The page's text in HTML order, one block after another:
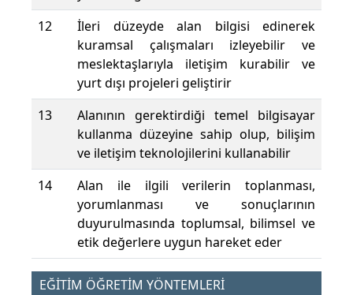
12
İleri düzeyde alan bilgisi edinerek
kuramsal çalışmaları izleyebilir ve
meslektaşlarıyla iletişim kurabilir ve
yurt dışı projeleri geliştirir
13
Alanının gerektirdiği temel bilgisayar
kullanma düzeyine sahip olup, bilişim
ve iletişim teknolojilerini kullanabilir
14
Alan ile ilgili verilerin toplanması,
yorumlanması ve sonuçlarının
duyurulmasında toplumsal, bilimsel ve
etik değerlere uygun hareket eder
EĞİTİM ÖĞRETİM YÖNTEMLERİ